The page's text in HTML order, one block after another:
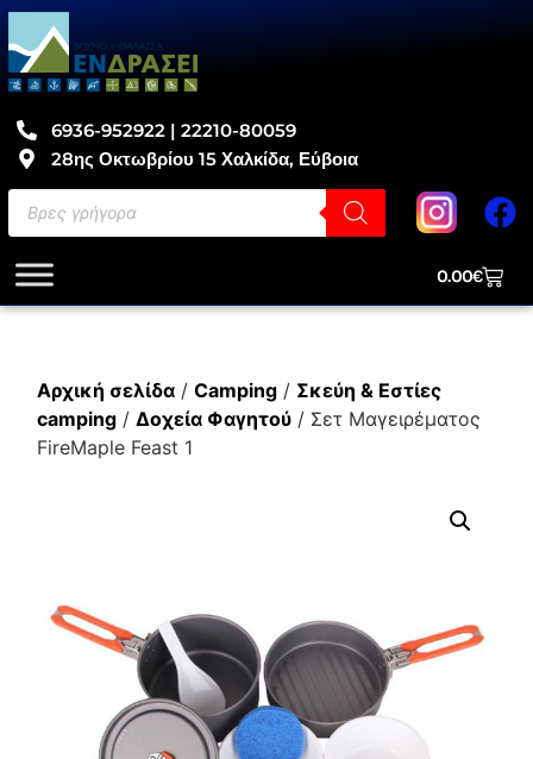
6936-952922 | 22210-80059
28ης Οκτωβρίου 15 Χαλκίδα, Εύβοια
0.00€
Αρχική σελίδα/ Camping/ Σκεύη & Εστίες
camping/ Δοχεία Φαγητού/ Σετ Μαγειρέματος
FireMaple Feast 1